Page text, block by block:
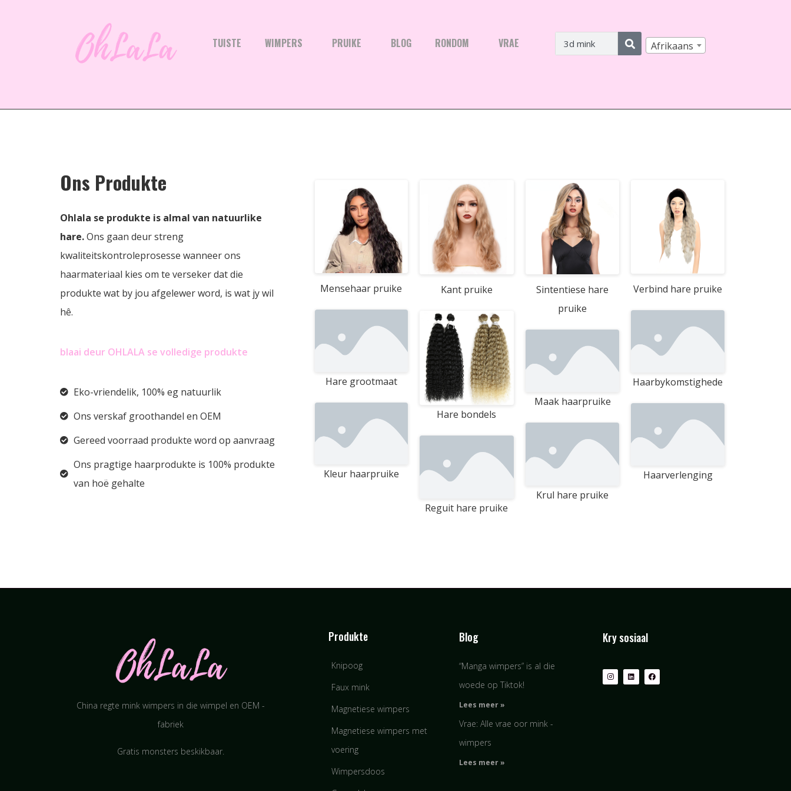
TUISTE WIMPERS PRUIKE BLOG RONDOM VRAE Afrikaans
Ons Produkte
Ohlala se produkte is almal van natuurlike
hare.Ons gaan deur streng
kwaliteitskontroleprosesse wanneer ons
haarmateriaal kies om te verseker dat die
produkte wat by jou afgelewer word, is wat jy wil
hê.
blaai deur OHLALA se volledige produkte
Eko-vriendelik, 100% eg natuurlik
Ons verskaf groothandel en OEM
Gereed voorraad produkte word op aanvraag
Ons pragtige haarprodukte is 100% produkte
van hoë gehalte
Mensehaar pruike
Hare grootmaat
Kleur haarpruike
Kant pruike
Hare bondels
Reguit hare pruike
Sintentiese hare
pruike
Maak haarpruike
Krul hare pruike
Verbind hare pruike
Haarbykomstighede
Haarverlenging
China regte mink wimpers in die wimpel en OEM -
fabriek
Gratis monsters beskikbaar.
Produkte
Knipoog
Faux mink
Magnetiese wimpers
Magnetiese wimpers met
voering
Wimpersdoos
Blog
“Manga wimpers” is al die
woede op Tiktok!
Lees meer »
Vrae: Alle vrae oor mink -
wimpers
Lees meer »
Kry sosiaal